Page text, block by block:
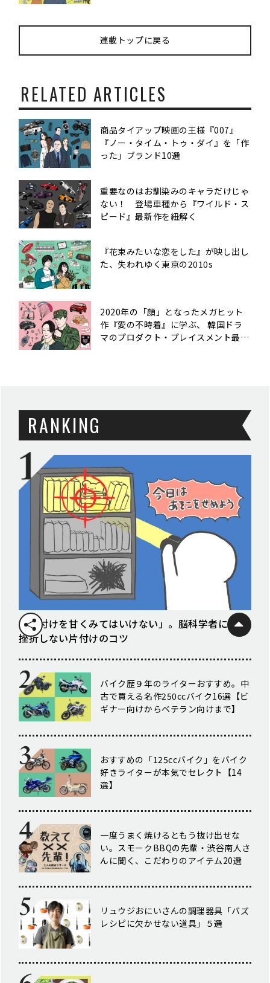
連載トップに戻る
RELATED ARTICLES
商品タイアップ映画の王様『007』
『ノー・タイム・トゥ・ダイ』を「作
った」ブランド10選
重要なのはお馴染みのキャラだけじゃ
ない！ 登場車種から『ワイルド・ス
ピード』最新作を紐解く
『花束みたいな恋をした』が映し出し
た、失われゆく東京の2010s
2020年の「顔」となったメガヒット
作『愛の不時着』に学ぶ、 韓国ドラ
マのプロダクト・プレイスメント最前
RANKING
「片付けを甘くみてはいけない」。脳科学者に聞く
挫折しない片付けのコツ
バイク歴９年のライターおすすめ。中
古で買える名作250ccバイク16選【ビ
ギナー向けからベテラン向けまで】
おすすめの「125ccバイク」をバイク
好きライターが本気でセレクト【14
選】
一度うまく焼けるともう抜け出せな
い。スモークBBQの先輩・渋谷南人さ
んに聞く、こだわりのアイテム20選
リュウジおにいさんの調理器具「バズ
レシピに欠かせない道具」５選